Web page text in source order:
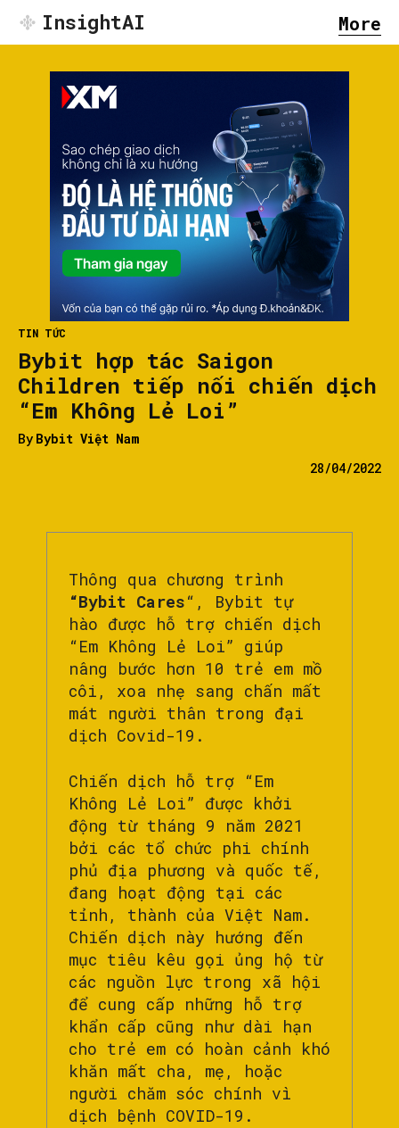
InsightAI More
TIN TỨC
Bybit hợp tác Saigon
Children tiếp nối chiến dịch
“Em Không Lẻ Loi”
By Bybit Việt Nam
28/04/2022
Thông qua chương trình
“Bybit Cares“, Bybit tự
hào được hỗ trợ chiến dịch
“Em Không Lẻ Loi” giúp
nâng bước hơn 10 trẻ em mồ
côi, xoa nhẹ sang chấn mất
mát người thân trong đại
dịch Covid-19.
Chiến dịch hỗ trợ “Em
Không Lẻ Loi” được khởi
động từ tháng 9 năm 2021
bởi các tổ chức phi chính
phủ địa phương và quốc tế,
đang hoạt động tại các
tỉnh, thành của Việt Nam.
Chiến dịch này hướng đến
mục tiêu kêu gọi ủng hộ từ
các nguồn lực trong xã hội
để cung cấp những hỗ trợ
khẩn cấp cũng như dài hạn
cho trẻ em có hoàn cảnh khó
khăn mất cha, mẹ, hoặc
người chăm sóc chính vì
dịch bệnh COVID-19.